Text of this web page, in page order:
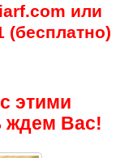
или
(бесплатно)
этими
ждем Вас!